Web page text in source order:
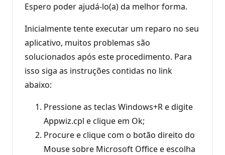
Espero poder ajudá-lo(a) da melhor forma.
Inicialmente tente executar um reparo no seu
aplicativo, muitos problemas são
solucionados após este procedimento. Para
isso siga as instruções contidas no link
abaixo:
Pressione as teclas Windows+R e digite
Appwiz.cpl e clique em Ok;
Procure e clique com o botão direito do
Mouse sobre Microsoft Office e escolha